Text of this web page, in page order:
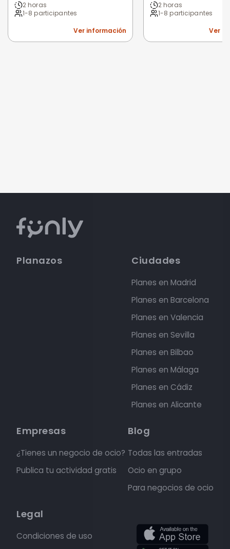
2 horas
1-8 participantes
Ver información
2 horas
1-8 participantes
Ver
Planazos Ciudades
Planes en Madrid
Planes en Barcelona
Planes en Valencia
Planes en Sevilla
Planes en Bilbao
Planes en Málaga
Planes en Cádiz
Planes en Alicante
Empresas
¿Tienes un negocio de ocio?
Publica tu actividad gratis
Blog
Todas las entradas
Ocio en grupo
Para negocios de ocio
Legal
Condiciones de uso